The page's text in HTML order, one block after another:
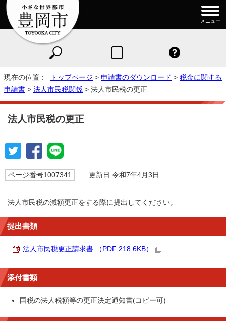
メニュー
現在の位置： トップページ > 申請書のダウンロード > 税金に関する
申請書 > 法人市民税関係 > 法人市民税の更正
法人市民税の更正
ページ番号1007341 更新日 令和7年4月3日
法人市民税の減額更正をする際に提出してください。
提出書類
法人市民税更正請求書 （PDF 218.6KB）
添付書類
国税の法人税額等の更正決定通知書(コピー可)